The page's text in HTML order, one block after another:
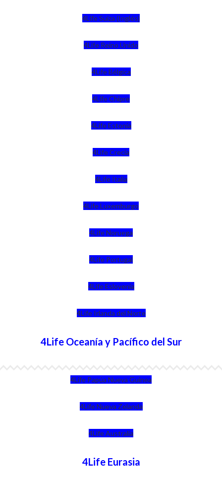
4Life Suiza (Inglés)
4Life Reino Unido
4Life Bélgica
4Life Chipre
4Life Estonia
4Life Crecia
4Life Italia
4Life Luxemburgo
4Life Noruega
4Life Portugal
4Life Eslovenia
4Life Irlanda del Norte
4Life Oceanía y Pacífico del Sur
4Life Papúa Nueva Guinea
4Life Nueva Zelanda
4Life Australia
4Life Eurasia